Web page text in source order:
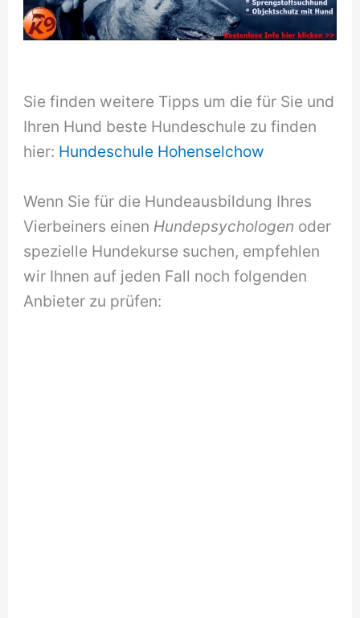
Sie finden weitere Tipps um die für Sie und
Ihren Hund beste Hundeschule zu finden
hier: Hundeschule Hohenselchow
Wenn Sie für die Hundeausbildung Ihres
Vierbeiners einen Hundepsychologen oder
spezielle Hundekurse suchen, empfehlen
wir Ihnen auf jeden Fall noch folgenden
Anbieter zu prüfen: